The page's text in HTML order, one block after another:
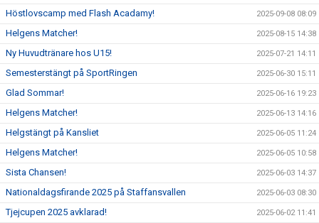
Höstlovscamp med Flash Acadamy! 2025-09-08 08:09
Helgens Matcher! 2025-08-15 14:38
Ny Huvudtränare hos U15! 2025-07-21 14:11
Semesterstängt på SportRingen 2025-06-30 15:11
Glad Sommar! 2025-06-16 19:23
Helgens Matcher! 2025-06-13 14:16
Helgstängt på Kansliet 2025-06-05 11:24
Helgens Matcher! 2025-06-05 10:58
Sista Chansen! 2025-06-03 14:37
Nationaldagsfirande 2025 på Staffansvallen 2025-06-03 08:30
Tjejcupen 2025 avklarad! 2025-06-02 11:41